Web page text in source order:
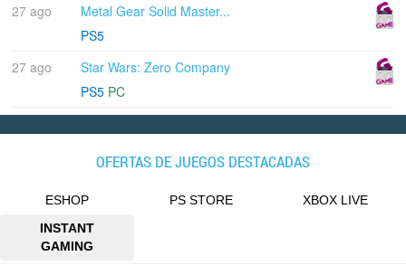
27 ago
Metal Gear Solid Master...
PS5
27 ago
Star Wars: Zero Company
PS5 PC
OFERTAS DE JUEGOS DESTACADAS
ESHOP PS STORE
XBOX LIVE
INSTANT
GAMING